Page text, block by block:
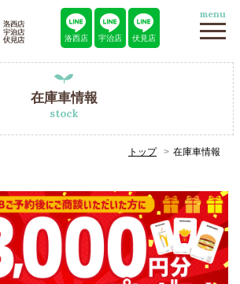
洛西店 宇治店 伏見店
menu
在庫車情報
stock
トップ 在庫車情報